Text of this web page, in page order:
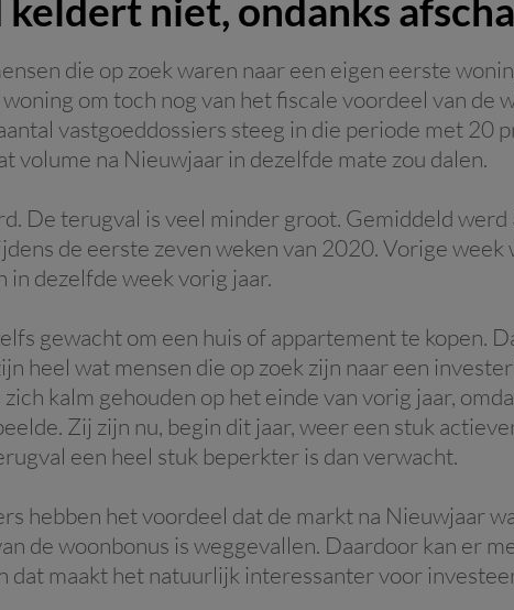
niet, ondanks
die op zoek waren naar een eigen eerste
om toch nog van het fiscale voordeel van de
vastgoeddossiers steeg in die periode met 20
volume na Nieuwjaar in dezelfde mate zou dalen.
De terugval is veel minder groot. Gemiddeld
de eerste zeven weken van 2020. Vorige week
in dezelfde week vorig jaar.
gewacht om een huis of appartement te kopen.
heel wat mensen die op zoek zijn naar een
kalm gehouden op het einde van vorig jaar,
Zij zijn nu, begin dit jaar, weer een stuk
een heel stuk beperkter is dan verwacht.
hebben het voordeel dat de markt na Nieuwjaar
de woonbonus is weggevallen. Daardoor kan er
dat maakt het natuurlijk interessanter voor